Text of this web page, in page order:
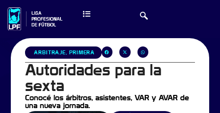
ARBITRAJE PRIMERA
Autoridades para la
sexta
Conocé los árbitros, asistentes, VAR y AVAR de
una nueva jornada.